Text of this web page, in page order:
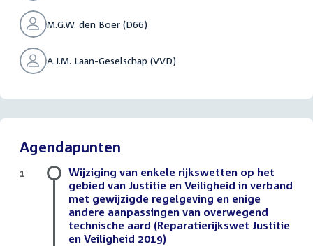
M.G.W. den Boer (D66)
A.J.M. Laan-Geselschap (VVD)
Agendapunten
Wijziging van enkele rijkswetten op het
gebied van Justitie en Veiligheid in verband
met gewijzigde regelgeving en enige
andere aanpassingen van overwegend
technische aard (Reparatierijkswet Justitie
en Veiligheid 2019)
1